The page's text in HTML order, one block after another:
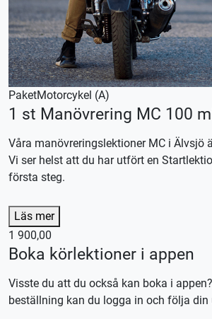
PaketMotorcykel (A)
1 st Manövrering MC 100
Våra manövreringslektioner MC i Älvsjö
Vi ser helst att du har utfört en
första steg.
Lån av kläder ingår
Lån av skydd ingår
Lån av MC ingår
Denna lektion utförs med en tung MC
krävs. Utebliven närvaro debiteras enligt
Läs mer
1 900,00
Boka körlektioner i appen
Visste du att du också kan boka i
beställning kan du logga in och följa din